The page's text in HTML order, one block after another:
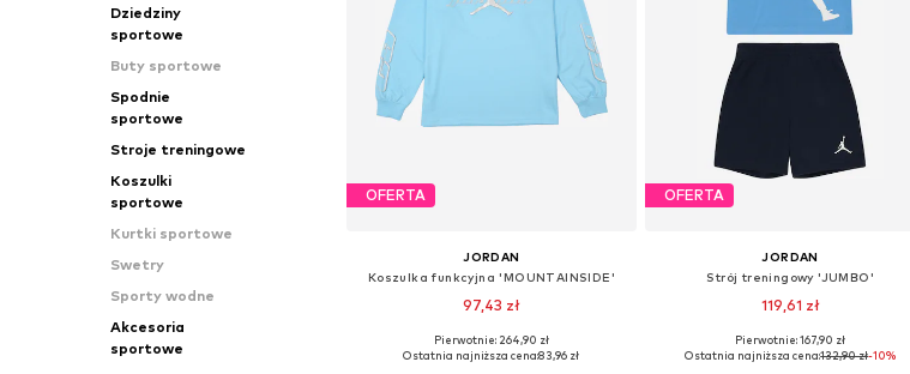
Dziedziny
sportowe
Buty sportowe
Spodnie
sportowe
Stroje treningowe
Koszulki
sportowe
Kurtki sportowe
Swetry
Sporty wodne
Akcesoria
sportowe
OFERTA
JORDAN
Koszulka funkcyjna 'MOUNTAINSIDE'
97,43 zł
Pierwotnie: 264,90 zł
Ostatnia najniższa cena:83,96 zł
OFERTA
JORDAN
Strój treningowy 'JUMBO'
119,61 zł
Dostępne rozmiary: 74-80, 80-86, 86-92
Pierwotnie: 167,90 zł
Ostatnia najniższa cena:132,90 zł-10%